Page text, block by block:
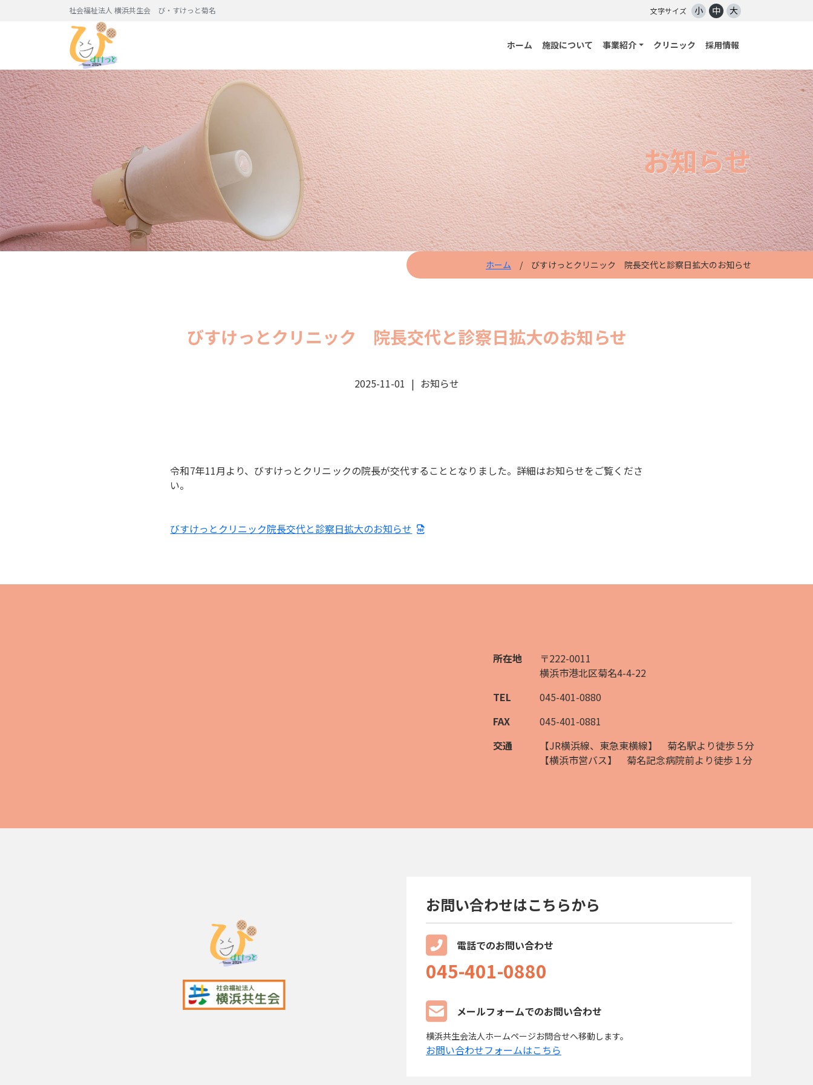
社会福祉法人 横浜共生会 び・すけっと菊名 文字サイズ 小 中 大
ホーム 施設について 事業紹介 クリニック 採用情報
お知らせ
ホーム / びすけっとクリニック 院長交代と診察日拡大のお知らせ
びすけっとクリニック 院長交代と診察日拡大のお知らせ
2025-11-01 お知らせ
令和7年11月より、びすけっとクリニックの院長が交代することとなりました。詳細はお知らせをご覧くださ
い。
びすけっとクリニック院長交代と診察日拡大のお知らせ
所在地
〒222-0011
横浜市港北区菊名4-4-22
TEL
045-401-0880
FAX
045-401-0881
交通
【JR横浜線、東急東横線】
菊名駅より徒歩５分
【横浜市営バス】
菊名記念病院前より徒歩１分
お問い合わせはこちらから
電話でのお問い合わせ
045-401-0880
メールフォームでのお問い合わせ
横浜共生会法人ホームページお問合せへ移動します。
お問い合わせフォームはこちら